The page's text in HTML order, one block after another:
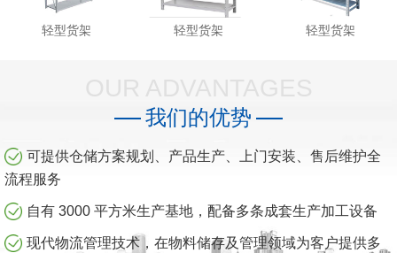
轻型货架 轻型货架 轻型货架
我们的优势
可提供仓储方案规划、产品生产、上门安装、售后维护全
流程服务
自有 3000 平方米生产基地，配备多条成套生产加工设备
现代物流管理技术，在物料储存及管理领域为客户提供多